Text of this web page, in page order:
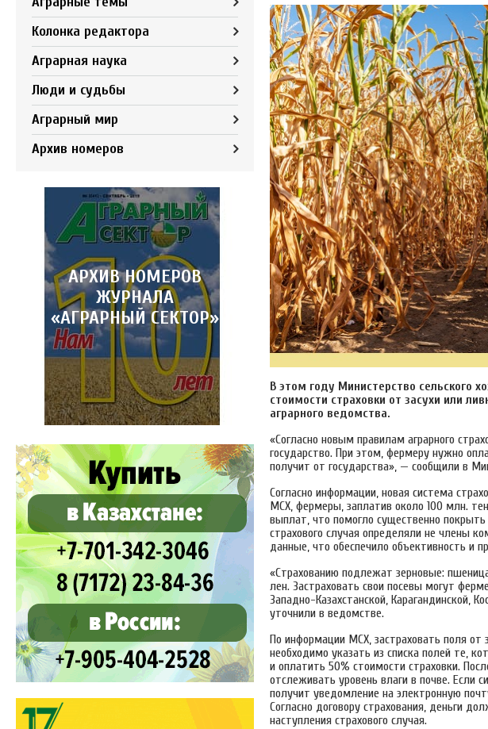
Колонка редактора
Аграрная наука
Люди и судьбы
Аграрный мир
Архив номеров
АРХИВ НОМЕРОВ
ЖУРНАЛА
«АГРАРНЫЙ СЕКТОР»
В этом году Министерство сельского
стоимости страховки от засухи или
аграрного ведомства.
«Согласно новым правилам аграрного
государство. При этом, фермеру нужно
получит от государства», — сообщили в
Согласно информации, новая система
МСХ, фермеры, заплатив около 100 млн.
выплат, что помогло существенно
страхового случая определяли не члены
данные, что обеспечило объективность и
«Страхованию подлежат зерновые:
лен. Застраховать свои посевы могут
Западно-Казахстанской, Карагандинской,
уточнили в ведомстве.
По информации МСХ, застраховать поля от
необходимо указать из списка полей те,
и оплатить 50% стоимости страховки.
отслеживать уровень влаги в почве. Если
получит уведомление на электронную
Согласно договору страхования, деньги
наступления страхового случая.